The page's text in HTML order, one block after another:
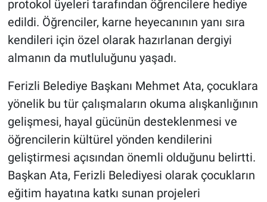
protokol üyeleri tarafından öğrencilere hediye
edildi. Öğrenciler, karne heyecanının yanı sıra
kendileri için özel olarak hazırlanan dergiyi
almanın da mutluluğunu yaşadı.
Ferizli Belediye Başkanı Mehmet Ata, çocuklara
yönelik bu tür çalışmaların okuma alışkanlığının
gelişmesi, hayal gücünün desteklenmesi ve
öğrencilerin kültürel yönden kendilerini
geliştirmesi açısından önemli olduğunu belirtti.
Başkan Ata, Ferizli Belediyesi olarak çocukların
eğitim hayatına katkı sunan projeleri